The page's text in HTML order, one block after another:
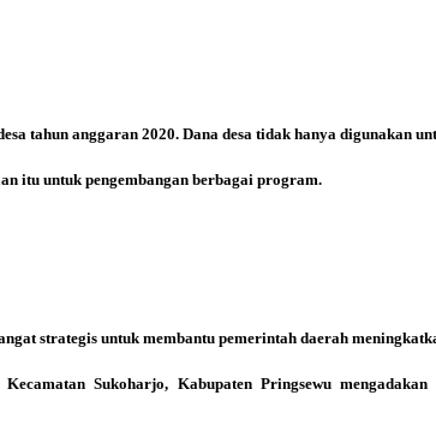
tahun anggaran 2020. Dana desa tidak hanya digunakan
itu untuk pengembangan berbagai program.
strategis untuk membantu pemerintah daerah
Sukoharjo, Kabupaten Pringsewu